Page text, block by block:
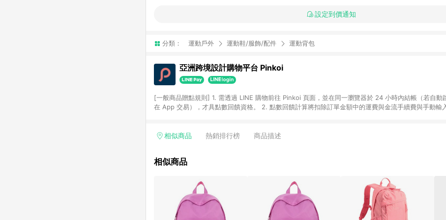
設定到價通知
分類： 運動戶外 運動鞋/服飾/配件 運動背包
亞洲跨境設計購物平台 Pinkoi
[一般商品贈點規則] 1. 需透過 LINE 購物前往 Pinkoi 頁面，並在同一瀏覽器於 24 小時內結帳（若自動
在 App 交易），才具點數回饋資格。 2. 點數回饋計算將扣除訂單金額中的運費與金流手續費與手動輸
格，部分退款不在此限。 6. APP 請更新至Android v4.6.0 / iOS v4.1.5 以上才具贈點資格。 7. 點數將
使用規則請以點數紅包活動說明為準。 11. 若於 LINE 購物前往 Pinkoi 頁面後才首次下載 Pinkoi APP 並
相似商品 熱銷排行榜 商品描述
相似商品